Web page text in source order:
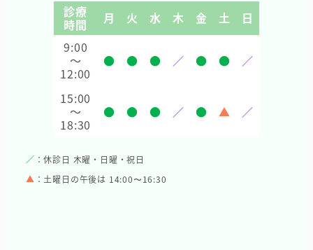
診療
時間 月 火 水 木 金 土
日
9:00
～
12:00
● ● ● ／ ● ● ／
15:00
～
18:30
● ● ● ／ ● ▲ ／
／ ：休診日 木曜・日曜・祝日
▲ ：土曜日の午後は 14:00〜16:30